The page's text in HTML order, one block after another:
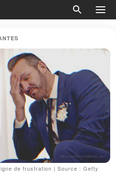
de frustration | Source : Getty